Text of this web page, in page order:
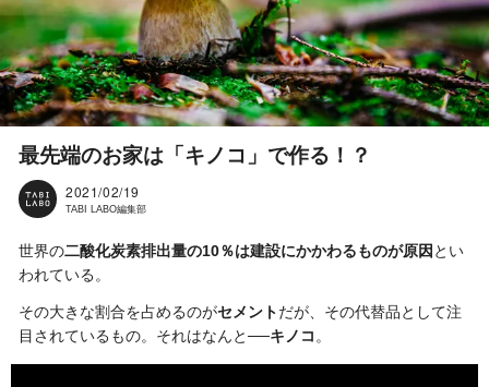
最先端のお家は「キノコ」で作る！？
2021/02/19
TABI LABO編集部
世界の二酸化炭素排出量の10％は建設にかかわるものが原因 とい
われている。
その大きな割合を占めるのがセメントだが、その代替品として注
目されているもの。それはなんと──キノコ。